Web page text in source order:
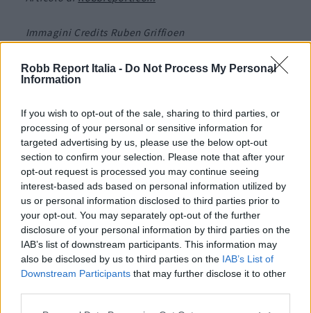
Robb Report Italia - Do Not Process My Personal
Information
If you wish to opt-out of the sale, sharing to third parties, or
processing of your personal or sensitive information for
targeted advertising by us, please use the below opt-out
section to confirm your selection. Please note that after your
opt-out request is processed you may continue seeing
interest-based ads based on personal information utilized by
us or personal information disclosed to third parties prior to
your opt-out. You may separately opt-out of the further
disclosure of your personal information by third parties on the
IAB’s list of downstream participants. This information may
also be disclosed by us to third parties on the IAB’s List of
Downstream Participants that may further disclose it to other
Immagini Credits Ruben Griffioen
Per altri contenuti iscriviti alla newsletter di Robb
Share
RELATED POSTS